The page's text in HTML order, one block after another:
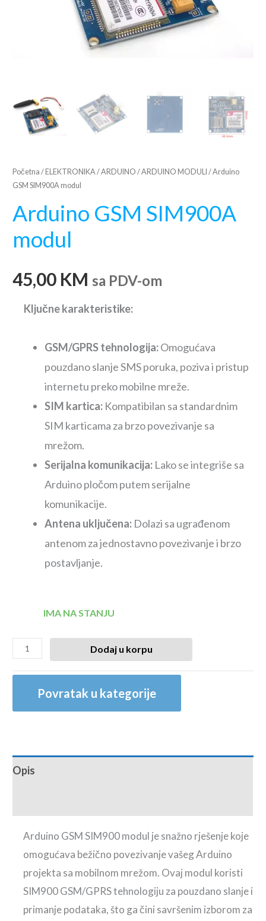
Početna / ELEKTRONIKA/ARDUINO /ARDUINO MODULI / Arduino
GSM SIM900A modul
Arduino GSM SIM900A
modul
45,00 KM sa PDV-om
Ključne karakteristike:
GSM/GPRS tehnologija:Omogućava
pouzdano slanje SMS poruka, poziva i pristup
internetu preko mobilne mreže.
SIM kartica: Kompatibilan sa standardnim
SIM karticama za brzo povezivanje sa
mrežom.
Serijalna komunikacija: Lako se integriše sa
Arduino pločom putem serijalne
komunikacije.
Antena uključena: Dolazi sa ugrađenom
antenom za jednostavno povezivanje i brzo
postavljanje.
IMA NA STANJU
Dodaj u korpu
Povratak u kategorije
Opis
Arduino GSM SIM900 modul je snažno rješenje koje
omogućava bežično povezivanje vašeg Arduino
projekta sa mobilnom mrežom. Ovaj modul koristi
SIM900 GSM/GPRS tehnologiju za pouzdano slanje i
primanje podataka, što ga čini savršenim izborom za